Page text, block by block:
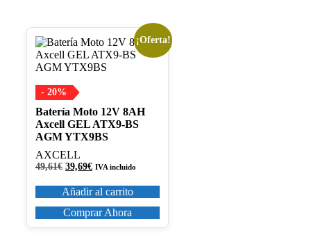
¡Oferta!
- 20%
Batería Moto 12V 8AH
Axcell GEL ATX9-BS
AGM YTX9BS
AXCELL
49,61€ El
original
era:
49,61€.
39,69€El
actual
es:
39,69€.
IVA incluido
Añadir al carrito
Comprar Ahora